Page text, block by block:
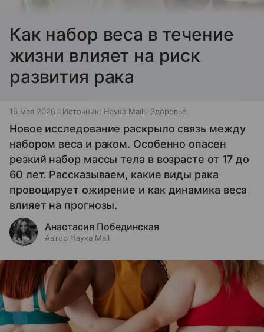
Как набор веса в течение
жизни влияет на риск
развития рака
16 мая 2026 Источник: Наука Mail Здоровье
Новое исследование раскрыло связь между
набором веса и раком. Особенно опасен
резкий набор массы тела в возрасте от 17 до
60 лет. Рассказываем, какие виды рака
провоцирует ожирение и как динамика веса
влияет на прогнозы.
Анастасия Побединская
Автор Наука Mail